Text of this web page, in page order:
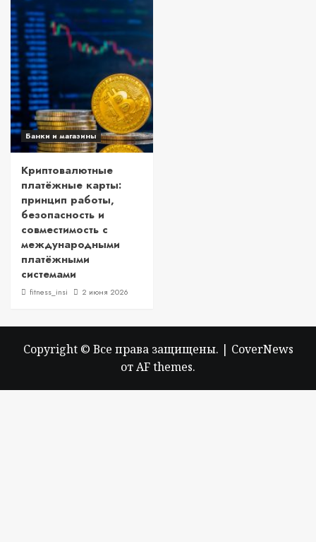
Банки и магазины
Криптовалютные
платёжные карты:
принцип работы,
безопасность и
совместимость с
международными
платёжными
системами
fitness_insi 2 июня 2026
Copyright © Все права защищены. | CoverNews
от AF themes.